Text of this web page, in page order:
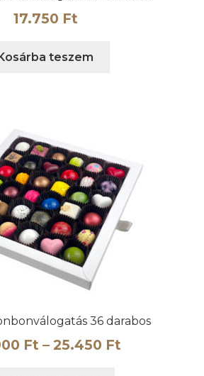
17.750 Ft
teszem
36 darabos
Ft – 25.450 Ft